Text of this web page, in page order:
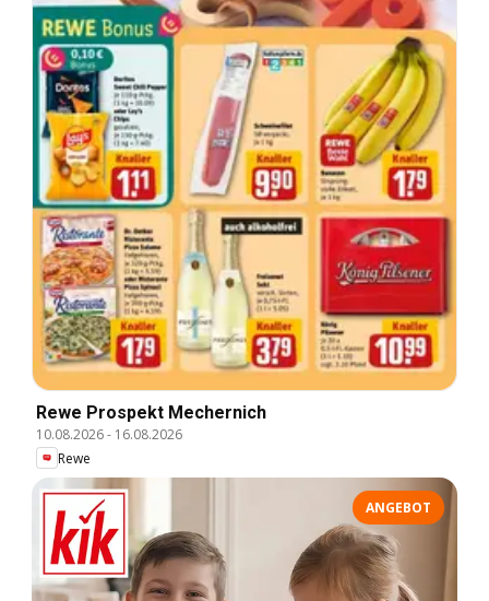
Rewe Prospekt Mechernich
10.08.2026- 16.08.2026
Rewe
ANGEBOT